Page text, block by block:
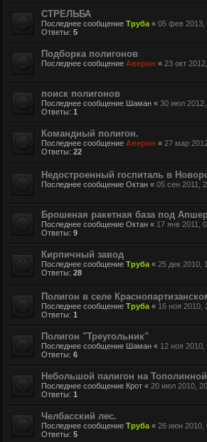
СТРЕЛЬБА
Последнее сообщение Труба « 05 фев 2013,
Ответы: 5
Подборка полигонов
Последнее сообщение Аверон « 23 окт
поиск полигонов
Последнее сообщение Шаман « 30 июл
Ответы: 1
Командный полигон.
Последнее сообщение Аверон « 27 мар
Ответы: 22
Недостроенный госпиталь в
Последнее сообщение Октан « 05 сен 2011,
Брошеная ракетная база под
Последнее сообщение Октан « 17 янв 2011,
Ответы: 9
Кирпичный завод
Последнее сообщение Труба« 25 дек 2010,
Ответы: 28
Полигон в селе
Последнее сообщение Труба « 16 ноя 2010,
Ответы: 1
Полигон "Треугольник"
Последнее сообщение Шаман « 12 ноя 2010,
Ответы: 6
Небольшой палигон на Тополинной
Последнее сообщение Крот « 20 июл 2010,
Ответы: 1
Челбасский лес.
Последнее сообщение Труба « 26 июн 2010,
Ответы: 5